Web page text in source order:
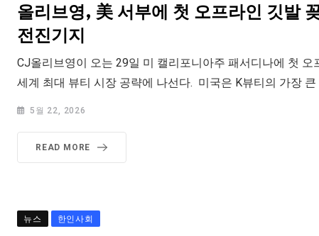
올리브영, 美 서부에 첫 오프라인 깃발
전진기지
CJ올리브영이 오는 29일 미 캘리포니아주 패서디나에 첫 오
세계 최대 뷰티 시장 공략에 나선다. 미국은 K뷰티의 가장 큰
5월 22, 2026
READ MORE
뉴스 한인사회